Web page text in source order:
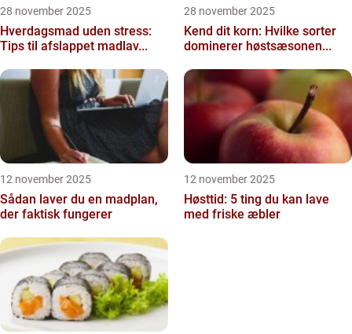
28 november 2025
Hverdagsmad uden stress:
Tips til afslappet madlav...
28 november 2025
Kend dit korn: Hvilke sorter
dominerer høstsæsonen...
12 november 2025
Sådan laver du en madplan,
der faktisk fungerer
12 november 2025
Høsttid: 5 ting du kan lave
med friske æbler